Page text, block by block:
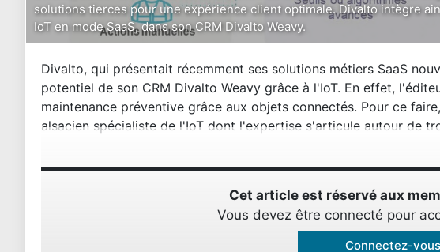
solutions tierces pour une expérience client optimale. Divalto intègre
IoT en mode SaaS, dans son CRM Divalto Weavy.
Divalto, qui présentait récemment ses solutions métiers SaaS
potentiel de son CRM Divalto Weavy grâce à l'IoT. En effet,
maintenance préventive grâce aux objets connectés. Pour ce
alsacien spécialiste de l'IoT dont l'expertise s'articule autour de
Cet article est réservé aux
Vous devez être connecté pour
Connectez-vous